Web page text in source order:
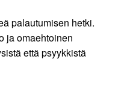
palautumisen hetki.
ja omaehtoinen
että psyykkistä